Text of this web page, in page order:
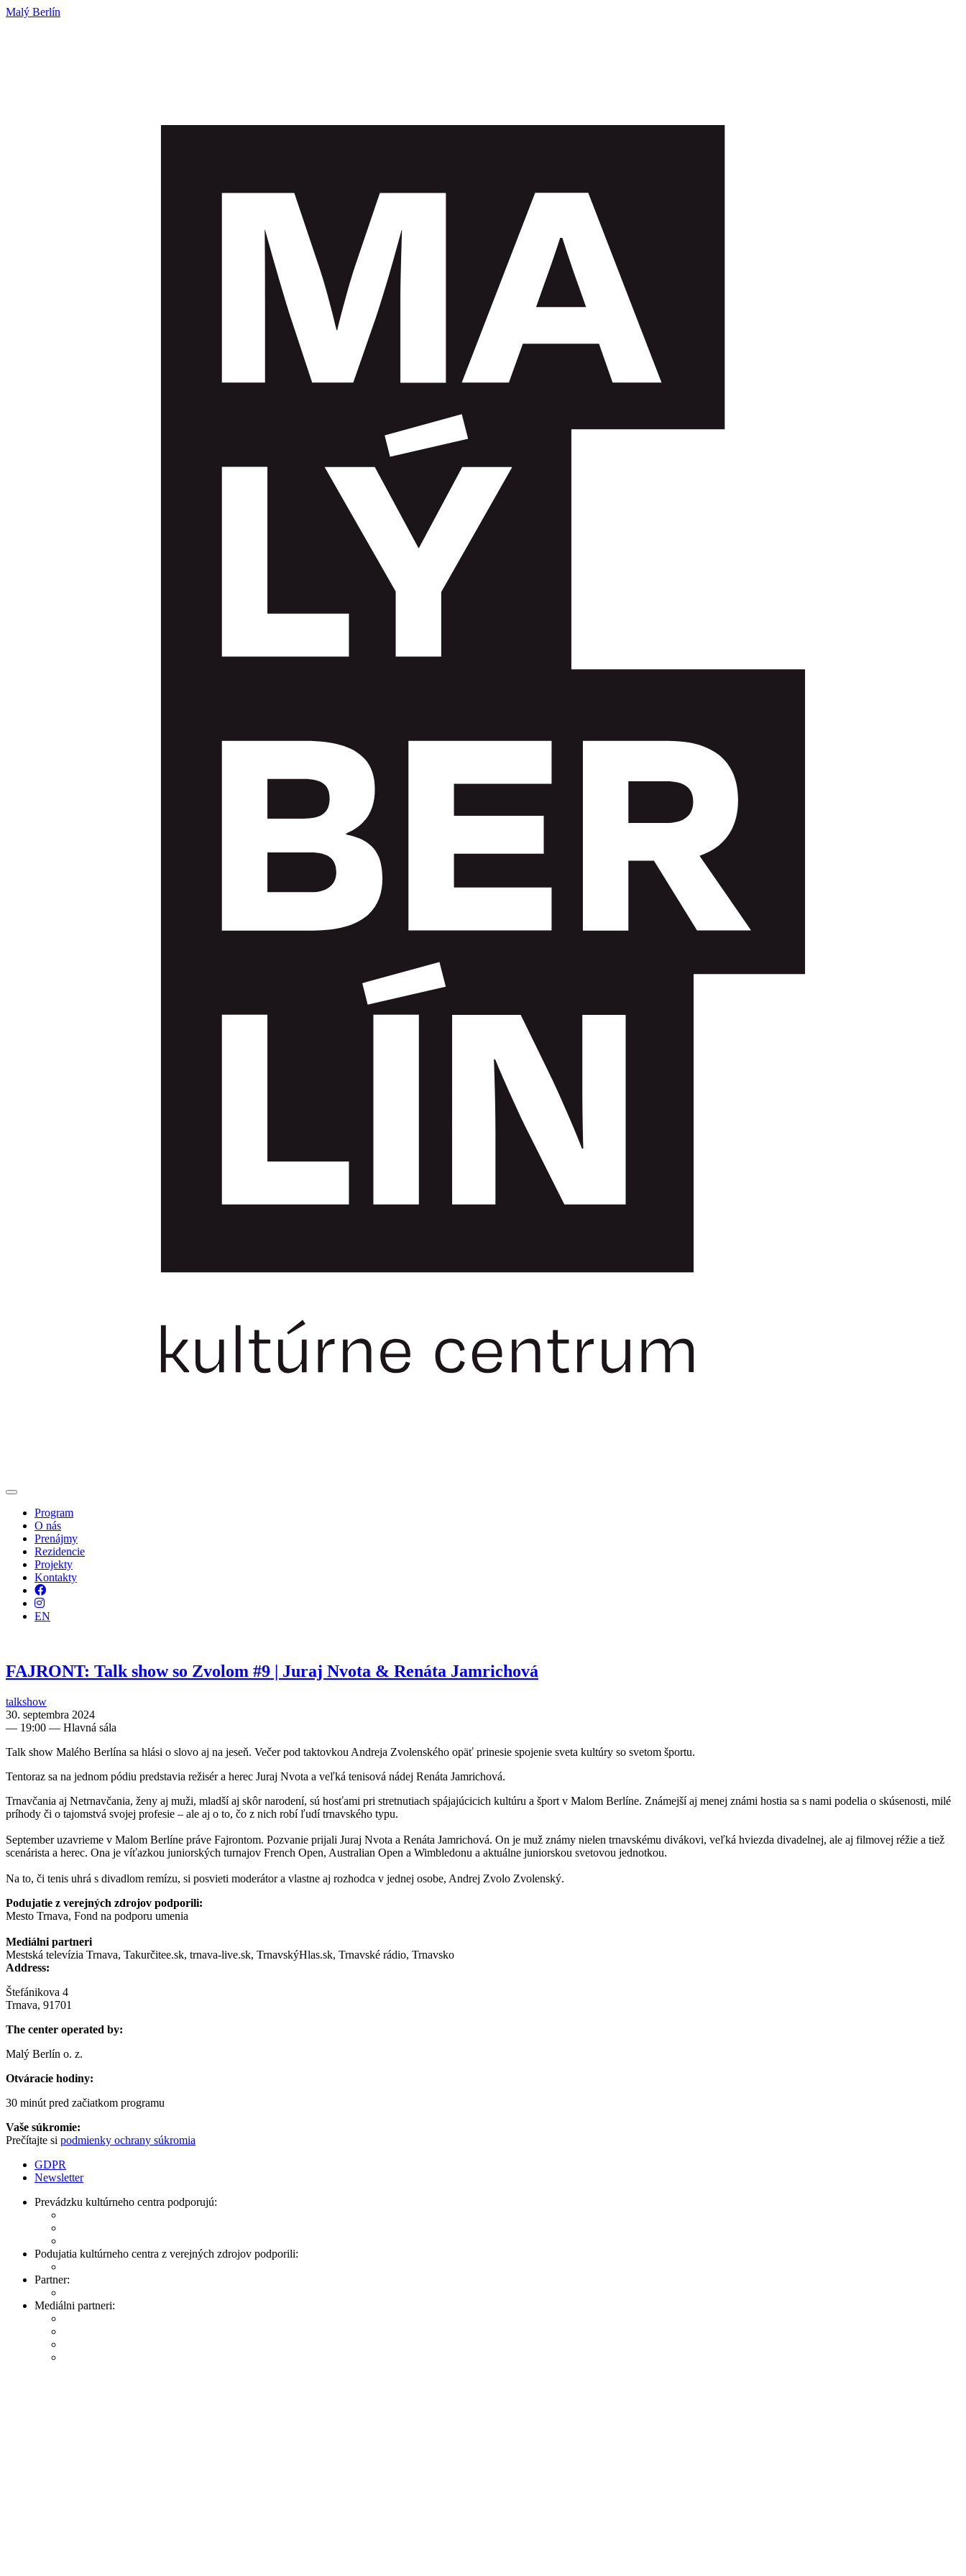
Malý Berlín
Program
O nás
Prenájmy
Rezidencie
Projekty
Kontakty
Facebook
Instagram
EN
FAJRONT: Talk show so Zvolom #9 | Juraj Nvota & Renáta Jamrichová
talkshow
30. septembra 2024
— 19:00 — Hlavná sála
Talk show Malého Berlína sa hlási o slovo aj na jeseň. Večer pod taktovkou Andreja Zvolenského opäť prinesie spojenie sveta kultúry so svetom športu.
Tentoraz sa na jednom pódiu predstavia režisér a herec Juraj Nvota a veľká tenisová nádej Renáta Jamrichová.
Trnavčania aj Netrnavčania, ženy aj muži, mladší aj skôr narodení, sú hosťami pri stretnutiach spájajúcicich kultúru a šport v Malom Berlíne. Známejší aj menej známi hostia sa s nami podelia o skúsenosti, milé
príhody či o tajomstvá svojej profesie – ale aj o to, čo z nich robí ľudí trnavského typu.
September uzavrieme v Malom Berlíne práve Fajrontom. Pozvanie prijali Juraj Nvota a Renáta Jamrichová. On je muž známy nielen trnavskému divákovi, veľká hviezda divadelnej, ale aj filmovej réžie a tiež
scenárista a herec. Ona je víťazkou juniorských turnajov French Open, Australian Open a Wimbledonu a aktuálne juniorskou svetovou jednotkou.
Na to, či tenis uhrá s divadlom remízu, si posvieti moderátor a vlastne aj rozhodca v jednej osobe, Andrej Zvolo Zvolenský.
Podujatie z verejných zdrojov podporili:
Mesto Trnava, Fond na podporu umenia
Mediálni partneri
Mestská televízia Trnava, Takurčitee.sk, trnava-live.sk, TrnavskýHlas.sk, Trnavské rádio, Trnavsko
Address:
Štefánikova 4
Trnava, 91701
The center operated by:
Malý Berlín o. z.
Otváracie hodiny:
30 minút pred začiatkom programu
Vaše súkromie:
Prečítajte si podmienky ochrany súkromia
GDPR
Newsletter
Prevádzku kultúrneho centra podporujú:
Podujatia kultúrneho centra z verejných zdrojov podporili:
Partner:
Mediálni partneri: